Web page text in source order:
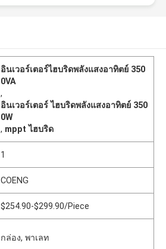
อินเวอร์เตอร์ไฮบริดพลังแสงอาทิตย์ 350
0VA
,
อินเวอร์เตอร์ ไฮบริดพลังแสงอาทิตย์ 350
0W
, mppt ไฮบริด
1
COENG
$254.90-$299.90/Piece
กล่อง, พาเลท